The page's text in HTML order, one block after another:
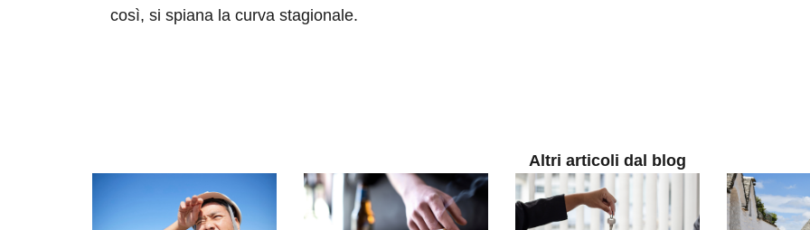
così, si spiana la curva stagionale.
Altri articoli dal blog